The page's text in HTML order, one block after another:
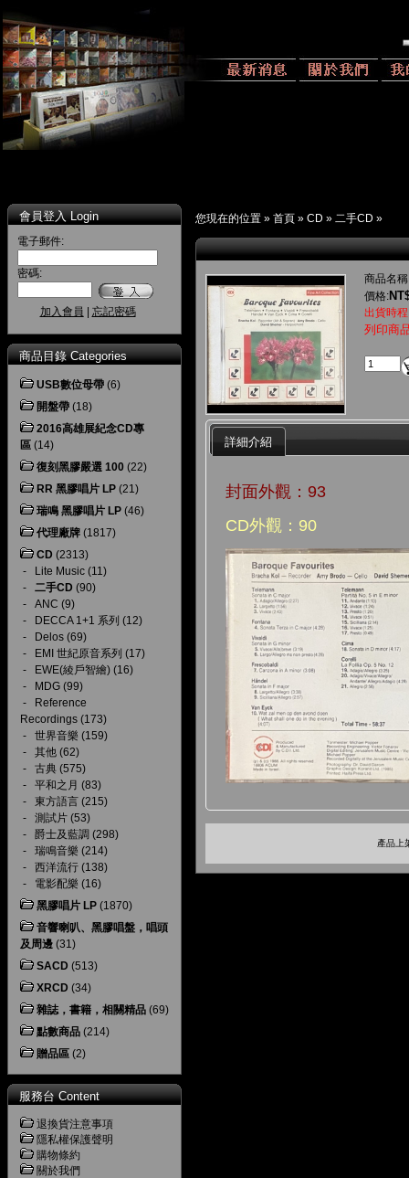
會員登入 Login
電子郵件:
密碼:
加入會員 忘記密碼
商品目錄 Categories
USB數位母帶 (6)
開盤帶 (18)
2016高雄展紀念CD專
區 (14)
復刻黑膠嚴選 100 (22)
RR 黑膠唱片 LP (21)
瑞鳴 黑膠唱片 LP (46)
代理廠牌 (1817)
CD (2313)
-
Lite Music (11)
- 二手CD (90)
- ANC (9)
-
DECCA 1+1 系列 (12)
-
Delos (69)
-
EMI 世紀原音系列 (17)
-
EWE(綾戶智繪) (16)
-
MDG (99)
-
Reference
Recordings (173)
- 世界音樂 (159)
- 其他 (62)
- 古典 (575)
- 平和之月 (83)
- 東方語言 (215)
- 測試片 (53)
- 爵士及藍調 (298)
- 瑞鳴音樂 (214)
- 西洋流行 (138)
- 電影配樂 (16)
黑膠唱片 LP (1870)
音響喇叭、黑膠唱盤，唱頭
及周邊 (31)
SACD (513)
XRCD (34)
雜誌，書籍，相關精品 (69)
點數商品 (214)
贈品區 (2)
服務台 Content
退換貨注意事項
隱私權保護聲明
購物條約
關於我們
您現在的位置 » 首頁 » CD » 二手CD »
商品名
價格:
出貨時
列印商
詳細介紹
封面外觀：93
CD外觀：90
產品上